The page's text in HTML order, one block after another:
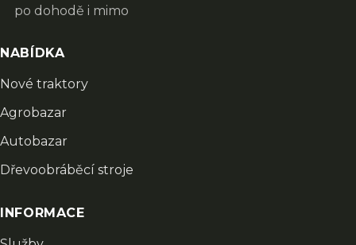
po dohodě i mimo
NABÍDKA
Nové traktory
Agrobazar
Autobazar
Dřevoobráběcí stroje
INFORMACE